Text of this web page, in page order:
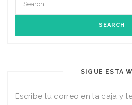
SIGUE ESTA
Escribe tu correo en la caja y